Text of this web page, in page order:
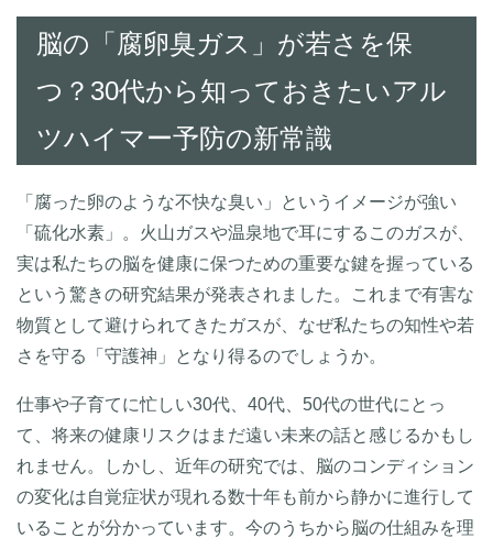
脳の「腐卵臭ガス」が若さを保
つ？30代から知っておきたいアル
ツハイマー予防の新常識
「腐った卵のような不快な臭い」というイメージが強い
「硫化水素」。火山ガスや温泉地で耳にするこのガスが、
実は私たちの脳を健康に保つための重要な鍵を握っている
という驚きの研究結果が発表されました。これまで有害な
物質として避けられてきたガスが、なぜ私たちの知性や若
さを守る「守護神」となり得るのでしょうか。
仕事や子育てに忙しい30代、40代、50代の世代にとっ
て、将来の健康リスクはまだ遠い未来の話と感じるかもし
れません。しかし、近年の研究では、脳のコンディション
の変化は自覚症状が現れる数十年も前から静かに進行して
いることが分かっています。今のうちから脳の仕組みを理